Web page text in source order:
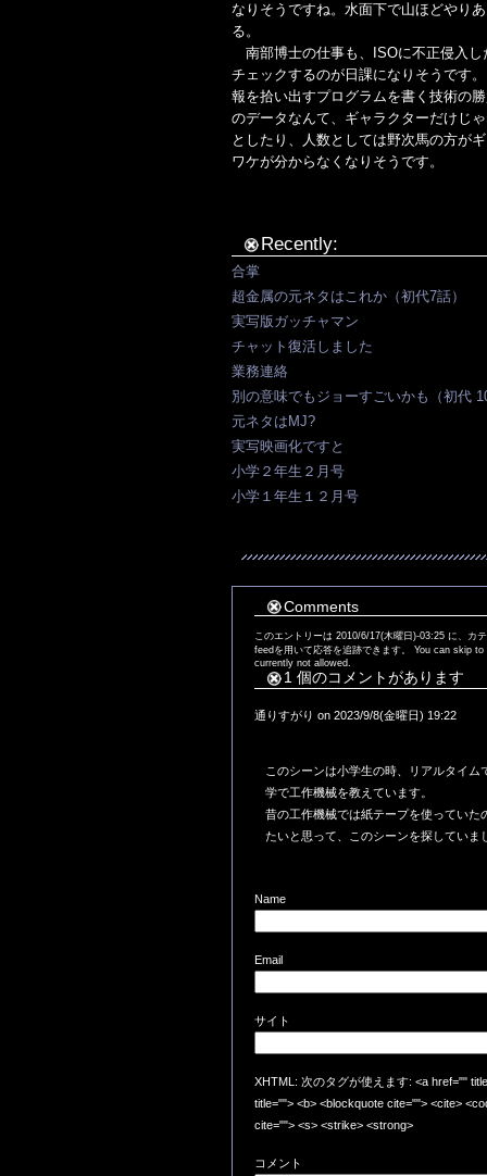
なりそうですね。水面下で山ほどやり
る。
南部博士の仕事も、ISOに不正侵入
チェックするのが日課になりそうです
報を拾い出すプログラムを書く技術の
のデータなんて、ギャラクターだけじ
としたり、人数としては野次馬の方が
ワケが分からなくなりそうです。
Recently:
合掌
超金属の元ネタはこれか（初代7話）
実写版ガッチャマン
チャット復活しました
業務連絡
別の意味でもジョーすごいかも（初代
元ネタはMJ?
実写映画化ですと
小学２年生２月号
小学１年生１２月号
Comments
このエントリーは 2010/6/17(木曜日)-03:25 に、カ
feedを用いて応答を追跡できます。 You can skip
currently not allowed.
1 個のコメントがあります
通りすがり on 2023/9/8(金曜日) 19:22
このシーンは小学生の時、リアルタイ
学で工作機械を教えています。
昔の工作機械では紙テープを使っていた
たいと思って、このシーンを探していま
Name
Email
サイト
XHTML: 次のタグが使えます: <a href=""
title=""> <b> <blockquote cite=""> <cite>
cite=""> <s> <strike> <strong>
コメント